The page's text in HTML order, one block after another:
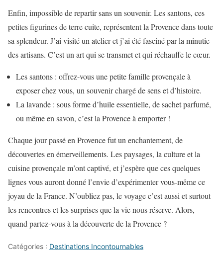
Enfin, impossible de repartir sans un souvenir. Les santons, ces
petites figurines de terre cuite, représentent la Provence dans toute
sa splendeur. J’ai visité un atelier et j’ai été fasciné par la minutie
des artisans. C’est un art qui se transmet et qui réchauffe le cœur.
Les santons : offrez-vous une petite famille provençale à
exposer chez vous, un souvenir chargé de sens et d’histoire.
La lavande : sous forme d’huile essentielle, de sachet parfumé,
ou même en savon, c’est la Provence à emporter !
Chaque jour passé en Provence fut un enchantement, de
découvertes en émerveillements. Les paysages, la culture et la
cuisine provençale m’ont captivé, et j’espère que ces quelques
lignes vous auront donné l’envie d’expérimenter vous-même ce
joyau de la France. N’oubliez pas, le voyage c’est aussi et surtout
les rencontres et les surprises que la vie nous réserve. Alors,
quand partez-vous à la découverte de la Provence ?
Catégories : Destinations Incontournables